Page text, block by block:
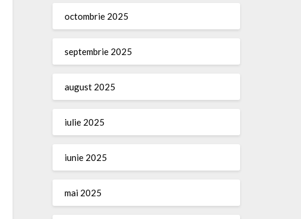
octombrie 2025
septembrie 2025
august 2025
iulie 2025
iunie 2025
mai 2025